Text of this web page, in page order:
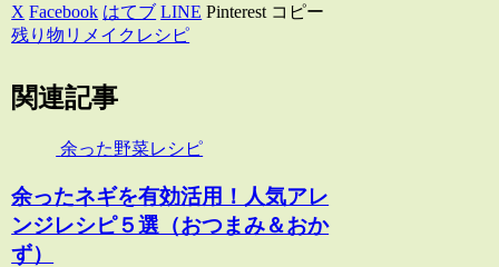
X Facebook はてブ LINE Pinterest コピー
残り物リメイクレシピ
関連記事
余った野菜レシピ
余ったネギを有効活用！人気アレ
ンジレシピ５選（おつまみ＆おか
ず）